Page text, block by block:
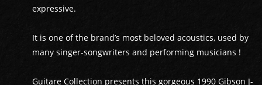
PÉDALES ET EFFETS
expressive.
It is one of the brand’s most beloved acoustics, used by
many singer-songwriters and performing musicians !
Guitare Collection presents this gorgeous 1990 Gibson J-